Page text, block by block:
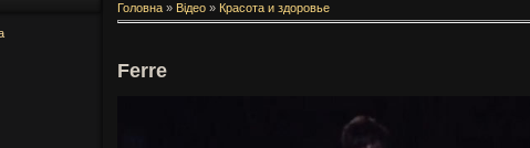
Головна » Відео » Красота и здоровье
Ferre